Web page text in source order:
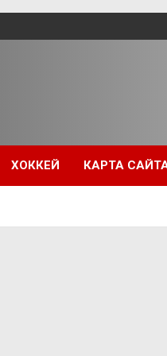
ХОККЕЙ КАРТА